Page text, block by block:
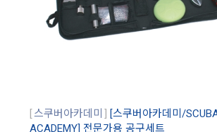
스쿠버아카데미
[스쿠버아카데미/
ACADEMY] 전문가용 공구세트